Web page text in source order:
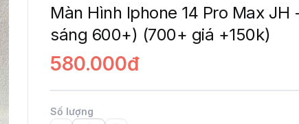
Màn Hình Iphone 14 Pro Max
sáng 600+) (700+ giá +150k)
580.000đ
Số lượng